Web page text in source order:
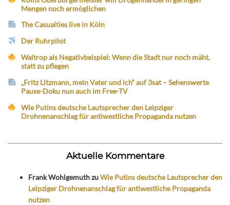
Mengen noch ermöglichen
The Casualties live in Köln
Der Ruhrpilot
Waltrop als Negativbeispiel: Wenn die Stadt nur noch mäht,
statt zu pflegen
„Fritz Litzmann, mein Vater und ich“ auf 3sat – Sehenswerte
Pause-Doku nun auch im Free-TV
Wie Putins deutsche Lautsprecher den Leipziger
Drohnenanschlag für antiwestliche Propaganda nutzen
Aktuelle Kommentare
Frank WohlgemuthzuWie Putins deutsche Lautsprecher den
Leipziger Drohnenanschlag für antiwestliche Propaganda
nutzen